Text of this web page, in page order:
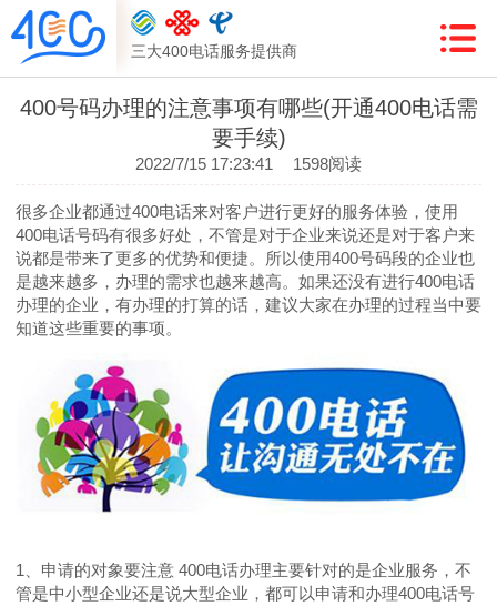
三大400电话服务提供商
400号码办理的注意事项有哪些(开通400电话需
要手续)
2022/7/15 17:23:41 1598阅读
很多企业都通过400电话来对客户进行更好的服务体验，使用
400电话号码有很多好处，不管是对于企业来说还是对于客户来
说都是带来了更多的优势和便捷。所以使用400号码段的企业也
是越来越多，办理的需求也越来越高。如果还没有进行400电话
办理的企业，有办理的打算的话，建议大家在办理的过程当中要
知道这些重要的事项。
1、申请的对象要注意 400电话办理主要针对的是企业服务，不
管是中小型企业还是说大型企业，都可以申请和办理400电话号